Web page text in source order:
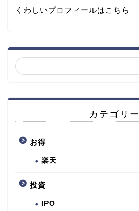
くわしいプロフィールは こちら
カテゴリー
お得
楽天
投資
IPO